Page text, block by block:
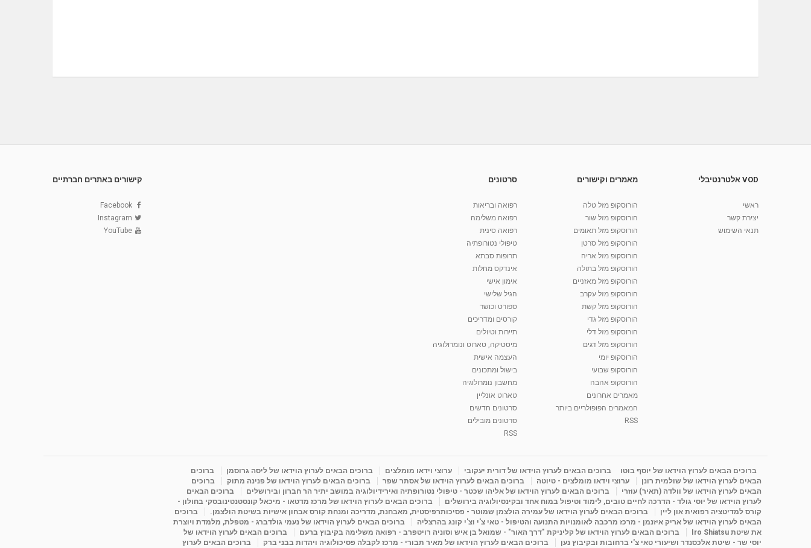
VOD אלטרנטיבלי
ראשי
יצירת קשר
תנאי השימוש
מאמרים וקישורים
הורוסקופ מזל טלה
הורוסקופ מזל שור
הורוסקופ מזל תאומים
הורוסקופ מזל סרטן
הורוסקופ מזל אריה
הורוסקופ מזל בתולה
הורוסקופ מזל מאזניים
הורוסקופ מזל עקרב
הורוסקופ מזל קשת
הורוסקופ מזל גדי
הורוסקופ מזל דלי
הורוסקופ מזל דגים
הורוסקופ יומי
הורוסקופ שבועי
הורוסקופ אהבה
מאמרים אחרונים
המאמרים הפופולריים ביותר
RSS
סרטונים
רפואה ובריאות
רפואה משלימה
רפואה סינית
טיפולי נטורופתיה
תרופות סבתא
אינדקס מחלות
אימון אישי
הגיל שלישי
ספורט וכושר
קורסים ומדריכים
תיירות וטיולים
מיסטיקה, טארוט ונומרולוגיה
העצמה אישית
בישול ומתכונים
מחשבון נומרולוגיה
טארוט אונליין
סרטונים חדשים
סרטונים מובילים
RSS
קישורים באתרים חברתיים
Facebook
Instagram
YouTube
ברוכים הבאים לערוץ הוידאו של יוסף בוטו ברוכים הבאים לערוץ הוידאו של דורית יעקובי ערוצי וידאו מומלצים ברוכים הבאים לערוץ הוידאו של ליסה גרוסמן
ברוכים
הבאים לערוץ הוידאו של שולמית רונן
ערוצי וידאו מומלצים - טיוטה ברוכים הבאים לערוץ הוידאו של אסתר שפר ברוכים הבאים לערוץ הוידאו של פנינה מתוק
ברוכים
הבאים לערוץ הוידאו של וולדה (תאיר) עוזרי
ברוכים הבאים לערוץ הוידאו של אליהו שכטר - טיפולי נטורופתיה ואירידיולוגיה במושב יתיר הר חברון ובירושלים
ברוכים הבאים
לערוץ הוידאו של יוסי גולד - הדרכה לחיים טובים, לימוד וטיפול במוח אחד ובקינסיולוגיה בירושלים
ברוכים הבאים לערוץ הוידאו של מרכז מדטאו - מיכאל קונסטנטינובסקי בחולון -
קורס למדיטציה רפואית און ליין
ברוכים הבאים לערוץ הוידאו של עמירה הולצמן שמוטר - פסיכותרפיסטית, מאבחנת, מדריכה ומנחת קורס אבחון אישיות בשיטת הולצמן.
ברוכים
הבאים לערוץ הוידאו של אריק איזנמן - מרכז מרכבה לאומנויות התנועה והטיפול - טאי צ'י וצ'י קונג בהרצליה
ברוכים הבאים לערוץ הוידאו של נעמי גולדברג - מטפלת, מלמדת ויוצרת
את שיטת Iro Shiatsu
ברוכים הבאים לערוץ הוידאו של קליניקת "דרך האור" - שמואל בן איש וסוניה רויטפרב - רפואה משלימה בקיבוץ ברעם
ברוכים הבאים לערוץ הוידאו של
יוסי שר - שיטת אלכסנדר ושיעורי טאי צ'י ברחובות ובקיבוץ נען
ברוכים הבאים לערוץ הוידאו של מאיר תבורי - מרכז לקבלה פסיכולוגיה ויהדות בבני ברק ברוכים הבאים לערוץ